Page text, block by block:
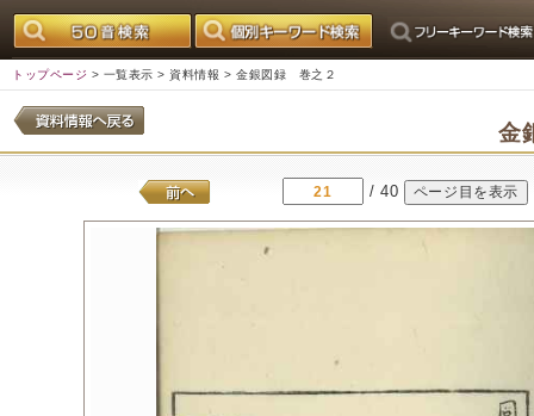
トップページ > 一覧表示 > 資料情報 > 金銀図録 巻之２
金
/ 40